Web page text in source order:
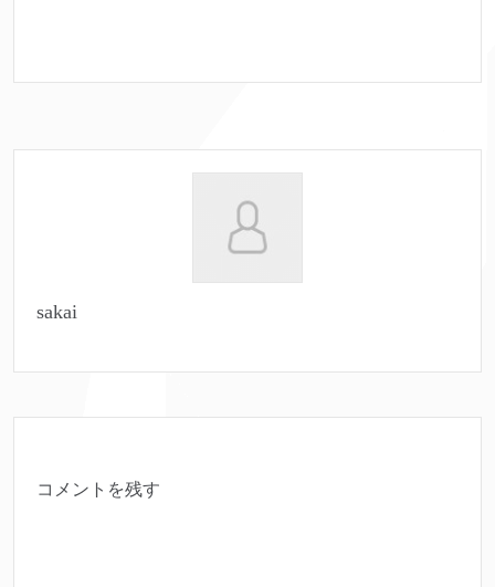
sakai
コメントを残す